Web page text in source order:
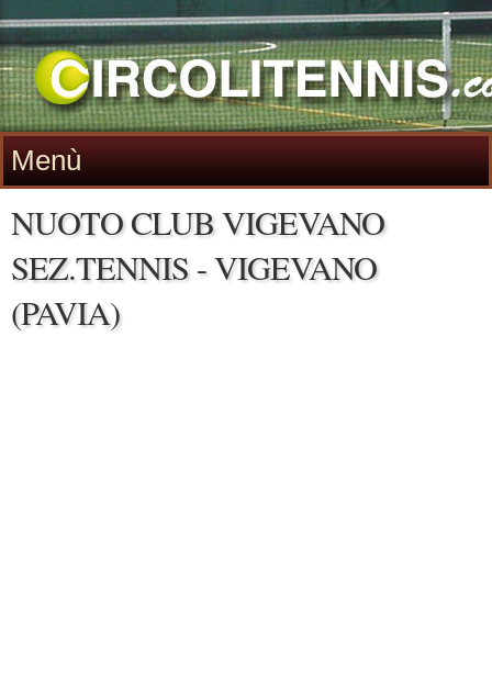
Menù
NUOTO CLUB VIGEVANO
SEZ.TENNIS - VIGEVANO
(PAVIA)